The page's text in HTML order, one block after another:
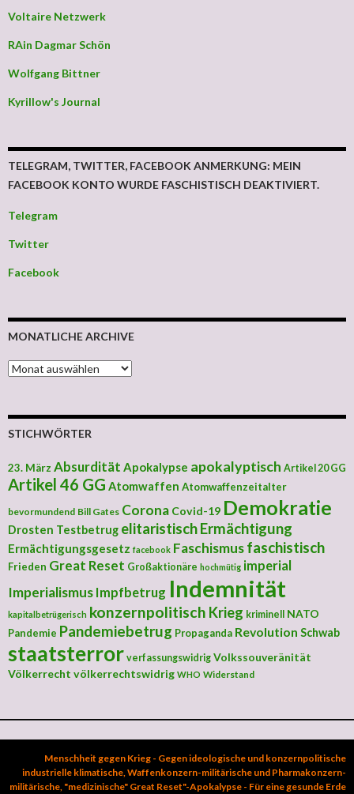
Voltaire Netzwerk
RAin Dagmar Schön
Wolfgang Bittner
Kyrillow's Journal
TELEGRAM, TWITTER, FACEBOOK ANMERKUNG: MEIN
FACEBOOK KONTO WURDE FASCHISTISCH DEAKTIVIERT.
Telegram
Twitter
Facebook
MONATLICHE ARCHIVE
MONATLICHE ARCHIVE
STICHWÖRTER
23. März Absurdität Apokalypse apokalyptisch Artikel 20 GG
Artikel 46 GG Atomwaffen Atomwaffenzeitalter
bevormundend Bill Gates Corona Covid-19 Demokratie
Drosten Testbetrug elitaristischErmächtigung
Ermächtigungsgesetz facebook Faschismusfaschistisch
Frieden Great Reset Großaktionäre hochmütig imperial
Imperialismus Impfbetrug Indemnität
kapitalbetrügerisch konzernpolitisch Krieg kriminell
NATO
Pandemie Pandemiebetrug Propaganda Revolution Schwab
staatsterror verfassungswidrig Volkssouveränität
Völkerrecht völkerrechtswidrig WHO Widerstand
Menschheit gegen Krieg - Gegen ideologische und konzernpolitische
industrielle klimatische, Waffenkonzern-militärische und Pharmakonzern-
militärische, "medizinische" Great Reset"-Apokalypse - Für eine gesunde Erde